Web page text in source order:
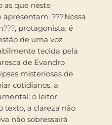
as que neste
???Nossa
protagonista, é
de uma voz
tecida pela
de Evandro
misteriosas de
cotidianos, a
o leitor
texto, a clareza não
não sobressairá